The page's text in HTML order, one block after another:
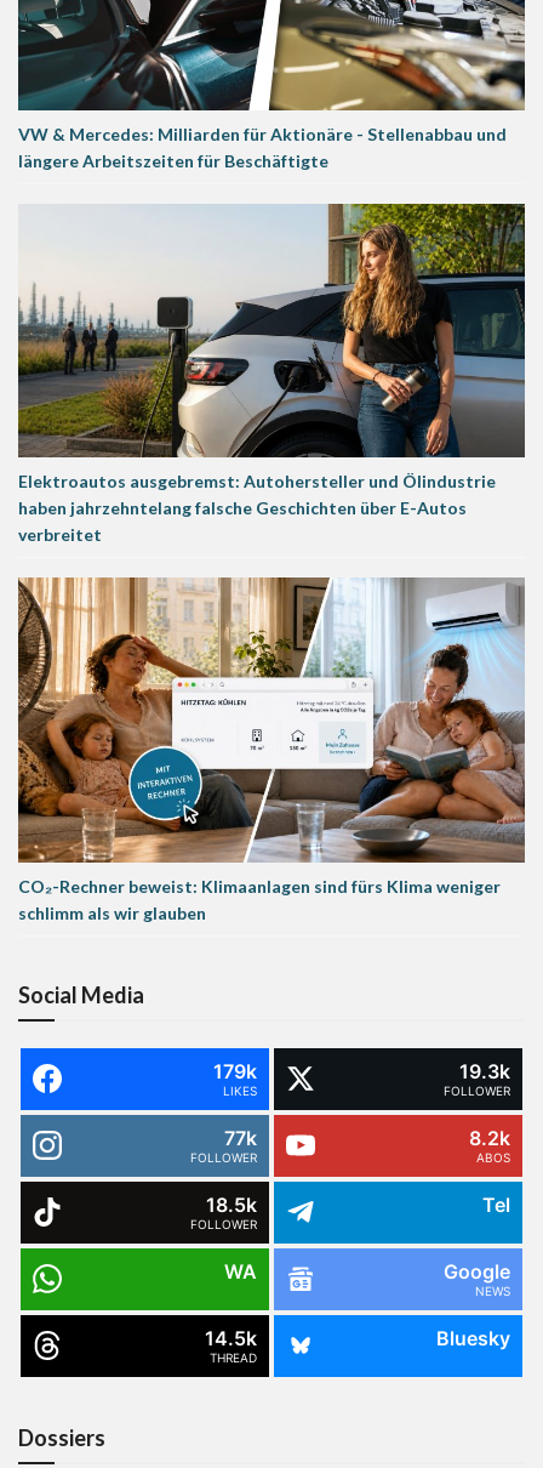
VW & Mercedes: Milliarden für Aktionäre - Stellenabbau und
längere Arbeitszeiten für Beschäftigte
Elektroautos ausgebremst: Autohersteller und Ölindustrie
haben jahrzehntelang falsche Geschichten über E-Autos
verbreitet
CO₂-Rechner beweist: Klimaanlagen sind fürs Klima weniger
schlimm als wir glauben
Social Media
179k
LIKES
19.3k
FOLLOWER
77k
FOLLOWER
8.2k
ABOS
18.5k
FOLLOWER
Tel
WA Google
NEWS
14.5k
THREAD
Bluesky
Dossiers